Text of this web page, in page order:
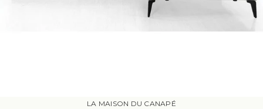
LA MAISON DU CANAPÉ